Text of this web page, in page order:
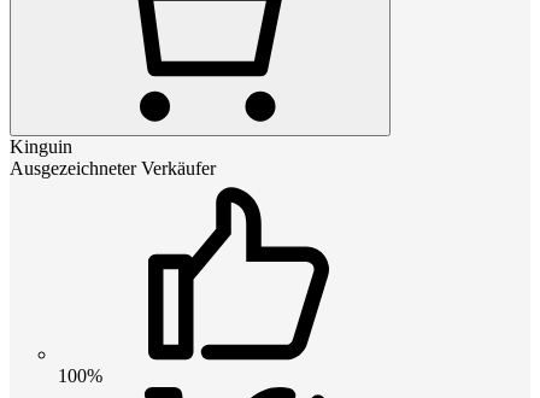
Kinguin
Ausgezeichneter Verkäufer
100%